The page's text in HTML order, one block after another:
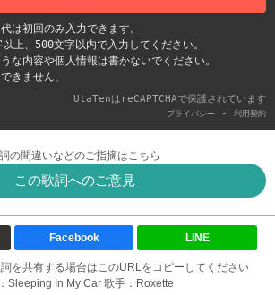
は初回のみ入力できます。
上、500文字以内で入力してください。
な内容や個人情報は書かないでください。
きません。
UtaTenはreCAPTCHAで保護されています
プライバシー - 利用契約
の間違いなどのご指摘はこちら
この歌詞へのご意見
Facebook LINE
を共有する場合はこのURLをコピーしてください
Sleeping In My Car 歌手：Roxette